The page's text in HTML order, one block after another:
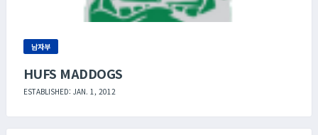
남자부
HUFS MADDOGS
ESTABLISHED: JAN. 1, 2012